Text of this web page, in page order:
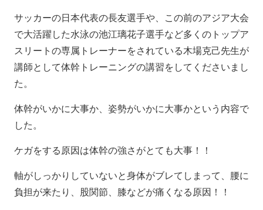
サッカーの日本代表の長友選手や、この前のアジア大会
で大活躍した水泳の池江璃花子選手など多くのトップア
スリートの専属トレーナーをされている木場克己先生が
講師として体幹トレーニングの講習をしてくださいまし
た。
体幹がいかに大事か、姿勢がいかに大事かという内容で
した。
ケガをする原因は体幹の強さがとても大事！！
軸がしっかりしていないと身体がブレてしまって、腰に
負担が来たり、股関節、膝などが痛くなる原因！！